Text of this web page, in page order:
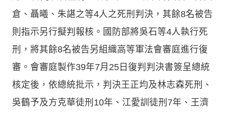
倉、聶曦、朱諶之等4人之死刑判決，其餘8名被告
則指示另行擬判報核。國防部將吳石等4人執行死
刑，將其餘8名被告另組織高等軍法會審庭進行復
審。會審庭製作39年7月25日復判判決書簽呈總統
核定後，依總統批示，判決王正均及林志森死刑、
吳鶴予及方克華徒刑10年、江愛訓徒刑7年、王濟